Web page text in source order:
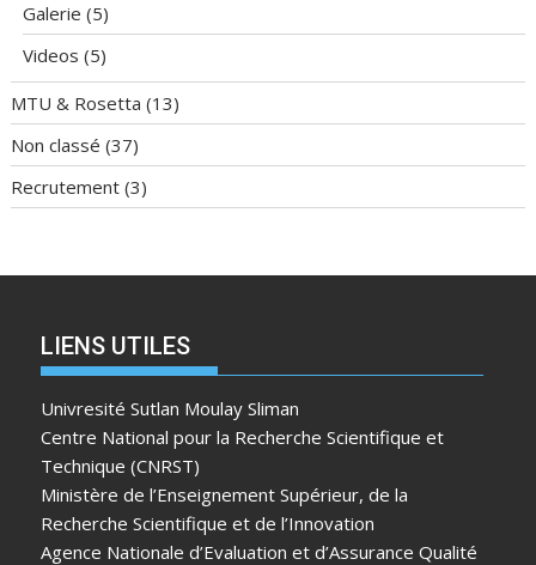
Galerie (5)
Videos (5)
MTU & Rosetta (13)
Non classé (37)
Recrutement (3)
LIENS UTILES
Univresité Sutlan Moulay Sliman
Centre National pour la Recherche Scientifique et
Technique (CNRST)
Ministère de l’Enseignement Supérieur, de la
Recherche Scientifique et de l’Innovation
Agence Nationale d’Evaluation et d’Assurance Qualité